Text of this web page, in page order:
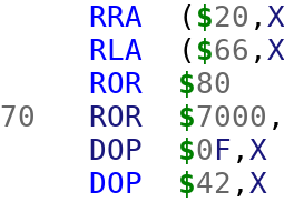
RRA ( $20 ,
RLA ( $66 ,
ROR $80
70 ROR $7000
DOP $0F , X
DOP $42 , X